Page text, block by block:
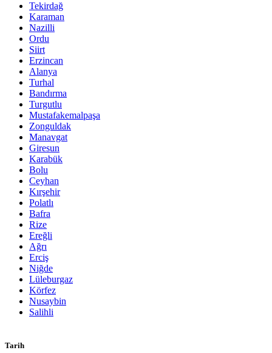
Tekirdağ
Karaman
Nazilli
Ordu
Siirt
Erzincan
Alanya
Turhal
Bandırma
Turgutlu
Mustafakemalpaşa
Zonguldak
Manavgat
Giresun
Karabük
Bolu
Ceyhan
Kırşehir
Polatlı
Bafra
Rize
Ereğli
Ağrı
Erciş
Niğde
Lüleburgaz
Körfez
Nusaybin
Salihli
Tarih